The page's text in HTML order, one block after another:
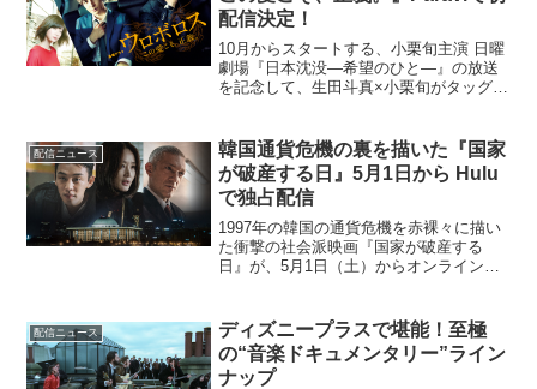
配信決定！
10月からスタートする、小栗旬主演 日曜
劇場『日本沈没―希望のひと―』の放送
を記念して、生田斗真×小栗旬がタッグを
日（日）よる10時9分から3か月間の期間
限定で...
配信ニュース
韓国通貨危機の裏を描いた『国家
が破産する日』5月1日から Hulu
で独占配信
1997年の韓国の通貨危機を赤裸々に描い
た衝撃の社会派映画『国家が破産する
日』が、5月1日（土）からオンライン動
配信サービスにて本作は、国家破綻まで
の残り1週間、危...
配信ニュース
ディズニープラスで堪能！至極
の“音楽ドキュメンタリー”ライン
ナップ